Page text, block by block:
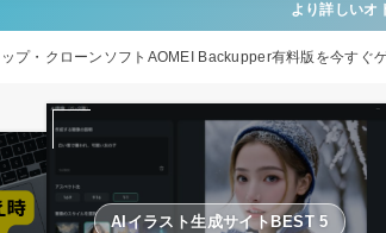
より詳しいオ
プ・クローンソフトAOMEI Backupper有料版を今すぐゲ
AIイラスト生成サイトBEST 5